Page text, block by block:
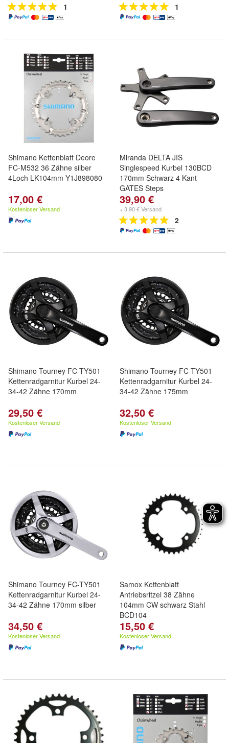
1 1
Shimano Kettenblatt Deore
FC-M532 36 Zähne silber
4Loch LK104mm Y1J898080
17,00 €
Kostenloser Versand
Miranda DELTA JIS
Singlespeed Kurbel 130BCD
170mm Schwarz 4 Kant
GATES Steps
39,90 €
+ 3,90 € Versand
2
Shimano Tourney FC-TY501
Kettenradgarnitur Kurbel 24-
34-42 Zähne 170mm
29,50 €
Kostenloser Versand
Shimano Tourney FC-TY501
Kettenradgarnitur Kurbel 24-
34-42 Zähne 175mm
32,50 €
Kostenloser Versand
Shimano Tourney FC-TY501
Kettenradgarnitur Kurbel 24-
34-42 Zähne 170mm silber
34,50 €
Kostenloser Versand
Samox Kettenblatt
Antriebsritzel 38 Zähne
104mm CW schwarz Stahl
BCD104
15,50 €
Kostenloser Versand